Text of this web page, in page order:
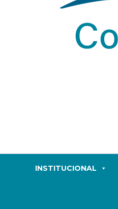
INSTITUCIONAL